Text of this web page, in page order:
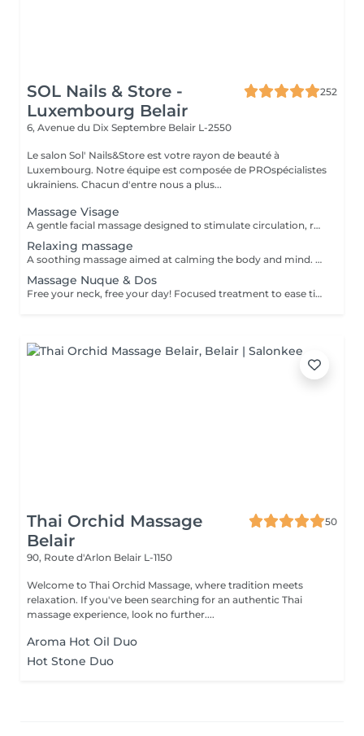
SOL Nails & Store -
Luxembourg Belair
252
6, Avenue du Dix Septembre Belair L-2550
Le salon Sol' Nails&Store est votre rayon de beauté à
Luxembourg. Notre équipe est composée de PROspécialistes
ukrainiens. Chacun d'entre nous a plus...
Massage Visage
A gentle facial massage designed to stimulate circulation, relax facial tension and enhance the natural glow of the skin. The treatment can help the face look fresher, more rested and more radiant. Result: relaxed facial features, improved skin freshness and a healthy glow. Recommended frequency: once a week or every 2 weeks.
Relaxing massage
A soothing massage aimed at calming the body and mind. Gentle, flowing movements help reduce stress, ease muscular tension and create a deep sense of relaxation. Result: improved well-being, reduced stress and a peaceful, rebalanced feeling. Recommended frequency: once a week or as often as needed for relaxation.
Massage Nuque & Dos
Free your neck, free your day! Focused treatment to ease tightness, tension headaches, and stiffness in the neck and shoulders. You work in the office, spending long hours at a desk or looking at screens. THIS MASSAGE IS FOR YOU! Restores movement and reduces pain.
Thai Orchid Massage
Belair
50
90, Route d'Arlon Belair L-1150
Welcome to Thai Orchid Massage, where tradition meets
relaxation. If you've been searching for an authentic Thai
massage experience, look no further....
Aroma Hot Oil Duo
Hot Stone Duo